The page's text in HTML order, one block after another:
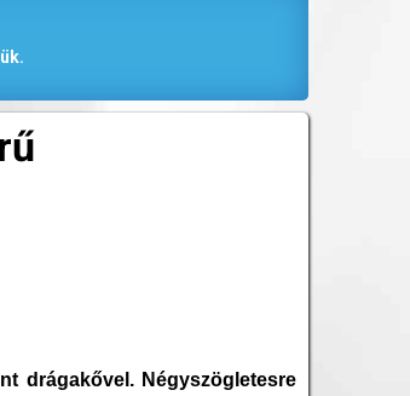
drágakővel. Négyszögletesre